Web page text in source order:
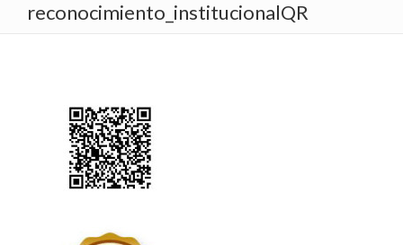
reconocimiento_institucionalQR